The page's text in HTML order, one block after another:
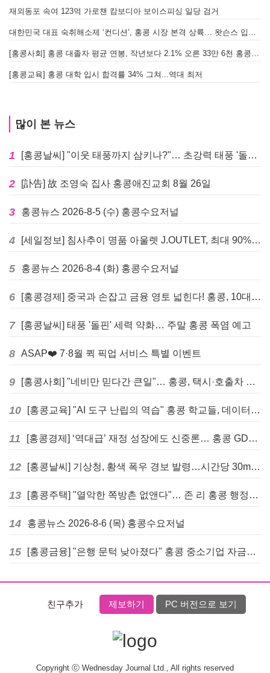
재외동포 속여 123억 가로챈 캄보디아 보이스피싱 일당 검거
대한민국 대표 숙취해소제 ‘컨디션’, 홍콩 시장 본격 상륙… 왓슨스 입점 기념 할인 행사 진행
[홍콩사회] 홍콩 대졸자 평균 연봉, 작년보다 2.1% 오른 33만 6천 홍콩달러 기록
[홍콩교육] 홍콩 대학 입시 합격률 34% 그쳐...역대 최저
많이 본 뉴스
1 [홍콩날씨] "이웃 태풍까지 삼키나?"… 초강력 태풍 '돌핀' 세력 재확장
2 [訃告] 故 조영숙 집사 홍콩애진교회 8월 26일
3 홍콩뉴스 2026-8-5 (수) 홍콩수요저널
4 [세일정보] 침사추이 명품 아울렛 J.OUTLET, 최대 90% 빅 세일 진행
5 홍콩뉴스 2026-8-4 (화) 홍콩수요저널
6 [홍콩경제] 중국과 손잡고 금융 영토 넓힌다! 홍콩, 10대 신규 정책 발표
7 [홍콩날씨] 태풍 '돌핀' 세력 약화… 주말 홍콩 폭염 예고
8 ASAP❤️ 7·8월 퀵 픽업 서비스 특별 이벤트
9 [홍콩사회] "네비만 믿다간 큰일"… 홍콩, 택시·호출차 통합 시험 도입하며 규제 본격화
10 [홍콩교육] "AI 도구 난립의 역습" 홍콩 학교들, 데이터 고립에 교육 효과 평가 비상
11 [홍콩경제] ‘역대급’ 재정 성장에도 신중론… 홍콩 GDP 전망 상향 속 “지정학적 리스크 경계”
12 [홍콩날씨] 기상청, 황색 폭우 경보 발령…시간당 30mm 이상 강우 예보
13 [홍콩주택] "열악한 쪽방촌 없앤다"… 존 리 홍콩 행정장관, 4년 내 단계적 폐지 선언
14 홍콩뉴스 2026-8-6 (목) 홍콩수요저널
15 [홍콩금융] "은행 문턱 낮아졌다" 홍콩 중소기업 자금줄 숨통 트이나… HKMA "2분기 신용 조건 안정적"
친구추가 제보하기 PC 버전으로 보기
Copyright ⓒ Wednesday Journal Ltd., All rights reserved